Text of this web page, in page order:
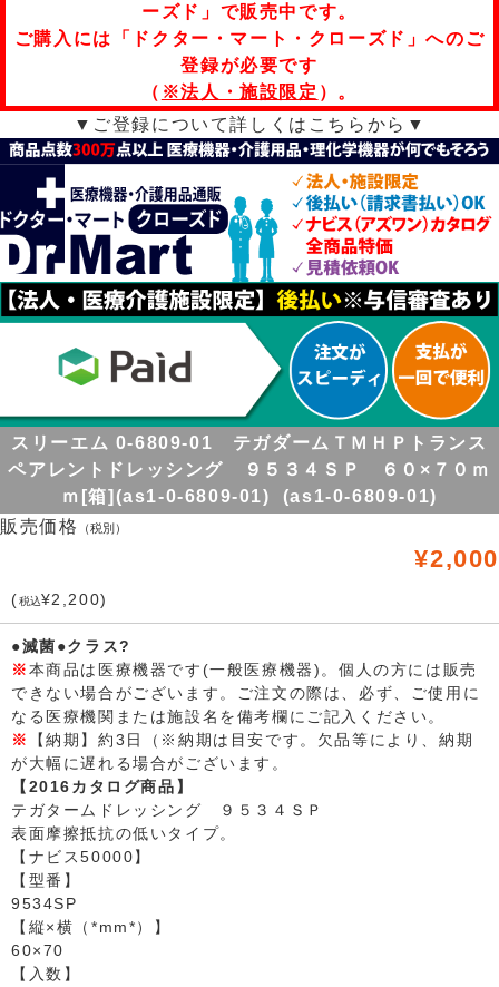
ーズド」で販売中です。
ご購入には「ドクター・マート・クローズド」へのご
登録が必要です
（ ※法人・施設限定 ）。
▼ご登録について詳しくはこちらから▼
スリーエム 0-6809-01 テガダームＴＭＨＰトランス
ペアレントドレッシング ９５３４ＳＰ ６０×７０ｍ
ｍ[箱](as1-0-6809-01) (as1-0-6809-01)
販売価格
（税別）
¥2,000
(税込¥2,200)
●滅菌●クラス?
※本商品は医療機器です(一般医療機器)。個人の方には販売
できない場合がございます。ご注文の際は、必ず、ご使用に
なる医療機関または施設名を備考欄にご記入ください。
※
【納期】約3日（※納期は目安です。欠品等により、納期
が大幅に遅れる場合がございます。
【2016カタログ商品】
テガタームドレッシング ９５３４ＳＰ
表面摩擦抵抗の低いタイプ。
【ナビス50000】
【型番】
9534SP
【縦×横（*mm*）】
60×70
【入数】